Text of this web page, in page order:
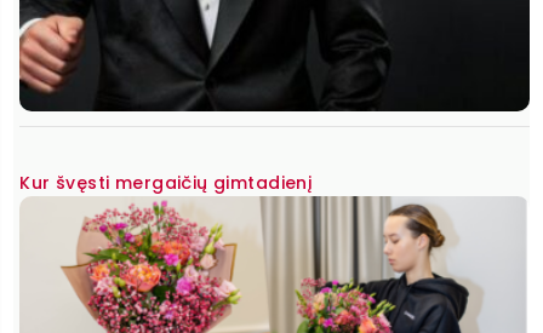
Kur švęsti mergaičių gimtadienį